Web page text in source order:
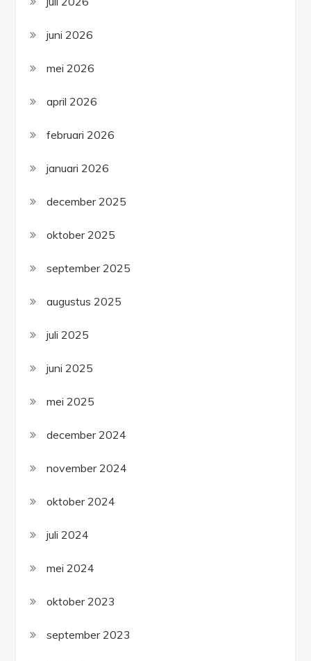
juni 2026
mei 2026
april 2026
februari 2026
januari 2026
december 2025
oktober 2025
september 2025
augustus 2025
juli 2025
juni 2025
mei 2025
december 2024
november 2024
oktober 2024
juli 2024
mei 2024
oktober 2023
september 2023